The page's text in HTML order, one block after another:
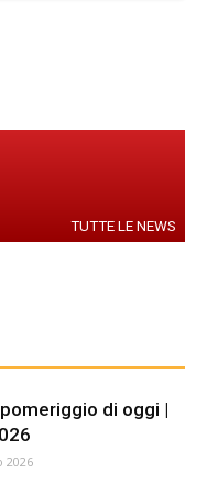
TUTTE LE NEWS
di oggi |
2026